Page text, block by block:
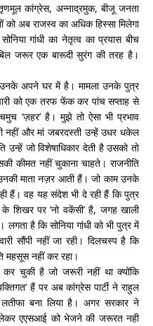
कांग्रेस, अन्नाद्रमुक, बीजू जनता
अब राजस्व का अधिक हिस्सा मिलेगा
गांधी का नेतृत्व का प्रयास बीच
जरूर एक बारूदी सुरंग की तरह है।
उनके अपने घर में है। मामला उनके पुत्र
को एक तरफ फेंक कर पांच सप्ताह से
‘ज़हर’ है। मुझे तो ऐसा भी प्रभाव
नहीं और मां जबरदस्ती उन्हें उधर धकेल
उन्हें जो विशेषाधिकार देती है उसको तो
कीमत नहीं चुकाना चाहते। राजनीति
माता नज़र आती हैं। जो काम उनके
हैं। वह यह संदेश भी दे रही हैं कि पुत्र
शिखर पर ‘नो वकेंसी’ है, जगह खाली
लगता है कि सोनिया गांधी को भी पुत्र में
सौंपी नहीं जा रही। दिलचस्प है कि
महसूस नहीं कर रहा।
कर चुकी है जो जरूरी नहीं था क्योंकि
हैं पर अब कांग्रेस पार्टी ने राहुल
बना लिया है। अगर सरकार ने
लेकर एएसआई को भेजने की जरूरत नहीं